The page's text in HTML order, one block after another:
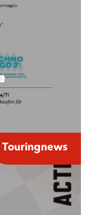
Touringnews